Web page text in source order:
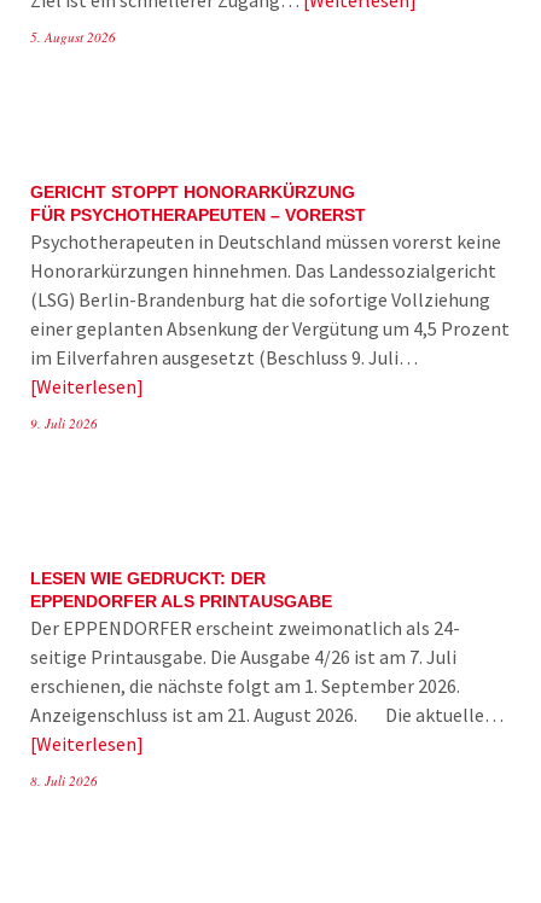
5. August 2026
GERICHT STOPPT HONORARKÜRZUNG
FÜR PSYCHOTHERAPEUTEN – VORERST
Psychotherapeuten in Deutschland müssen vorerst keine
Honorarkürzungen hinnehmen. Das Landessozialgericht
(LSG) Berlin-Brandenburg hat die sofortige Vollziehung
einer geplanten Absenkung der Vergütung um 4,5 Prozent
im Eilverfahren ausgesetzt (Beschluss 9. Juli…
Weiterlesen
9. Juli 2026
LESEN WIE GEDRUCKT: DER
EPPENDORFER ALS PRINTAUSGABE
Der EPPENDORFER erscheint zweimonatlich als 24-
seitige Printausgabe. Die Ausgabe 4/26 ist am 7. Juli
erschienen, die nächste folgt am 1. September 2026.
Anzeigenschluss ist am 21. August 2026. Die aktuelle…
Weiterlesen
8. Juli 2026